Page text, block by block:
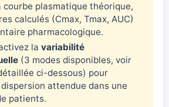
courbe plasmatique théorique,
calculés (Cmax, Tmax, AUC)
pharmacologique.
la variabilité
(3 modes disponibles, voir
ci-dessous) pour
attendue dans une
patients.